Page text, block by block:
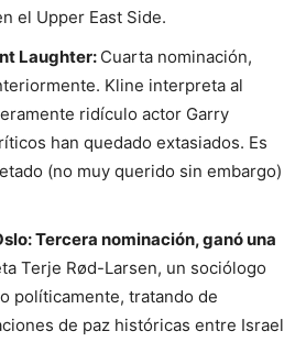
el Upper East Side.
Laughter: Cuarta nominación,
Kline interpreta al
ridículo actor Garry
han quedado extasiados. Es
(no muy querido sin embargo)
Tercera nominación, ganó una
Terje Rød-Larsen, un sociólogo
políticamente, tratando de
de paz históricas entre Israel